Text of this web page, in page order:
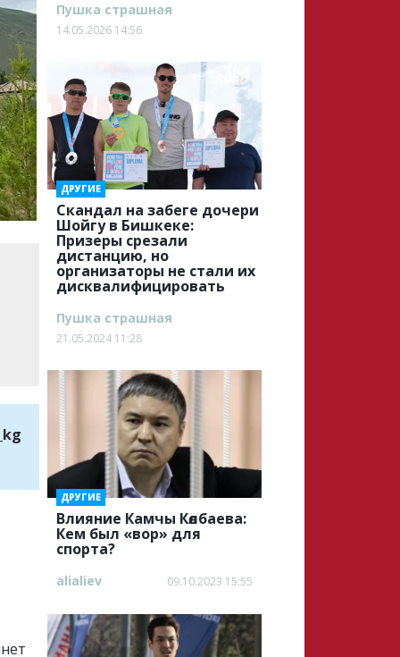
Пушка страшная
14.05.2026 14:56
Скандал на забеге дочери
Шойгу в Бишкеке:
Призеры срезали
дистанцию, но
организаторы не стали их
дисквалифицировать
ДРУГИЕ
Пушка страшная
21.05.2024 11:28
Влияние Камчы Көлбаева:
Кем был «вор» для
спорта?
ДРУГИЕ
alialiev 09.10.2023 15:55